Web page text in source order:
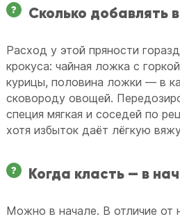
Сколько добавлять
Расход у этой пряности
крокуса: чайная ложка с
курицы, половина ложки — в
сковороду овощей.
специя мягкая и соседей по
хотя избыток даёт лёгкую
Когда класть — в
Можно в начале. В отличие от